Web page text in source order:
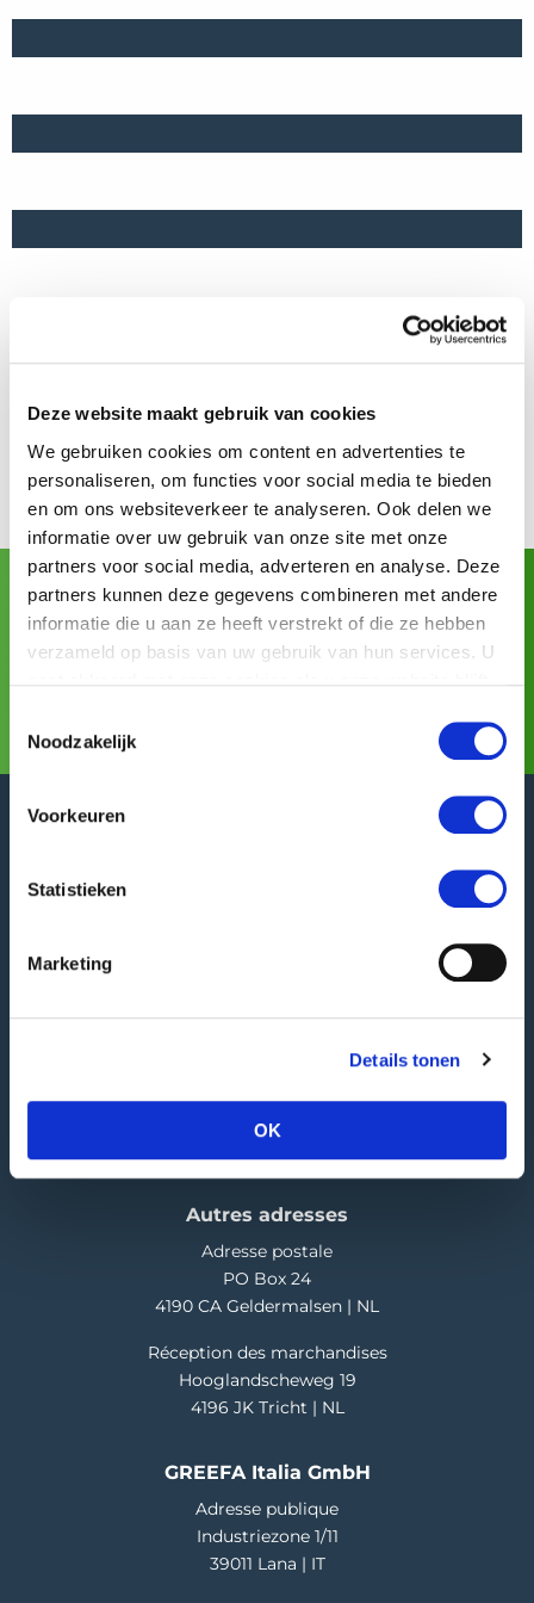
Deze website maakt gebruik van cookies
We gebruiken cookies om content en advertenties te
personaliseren, om functies voor social media te bieden
en om ons websiteverkeer te analyseren. Ook delen we
informatie over uw gebruik van onze site met onze
partners voor social media, adverteren en analyse. Deze
partners kunnen deze gegevens combineren met andere
informatie die u aan ze heeft verstrekt of die ze hebben
verzameld op basis van uw gebruik van hun services. U
Noodzakelijk
Voorkeuren
Statistieken
Marketing
Details tonen
OK
« »
Visitez GREEFA à: Asia Fruit Logistica (02/09/2026 -
04/09/2026)
Chambre de Commerce (NL): 11016475
Autres adresses
Adresse postale
PO Box 24
4190 CA Geldermalsen | NL
Réception des marchandises
Hooglandscheweg 19
4196 JK Tricht | NL
GREEFA Italia GmbH
Adresse publique
Industriezone 1/11
39011 Lana | IT